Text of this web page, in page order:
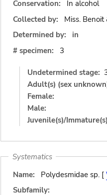
Conservation:
In alcohol
Collected by:
Miss. Benoit
Determined by:
in
# specimen:
3
Undetermined stage:
Adult(s) (sex
Female:
Male:
Juvenile(s)/
Systematics
Name:
Polydesmidae sp. [
Subfamily: